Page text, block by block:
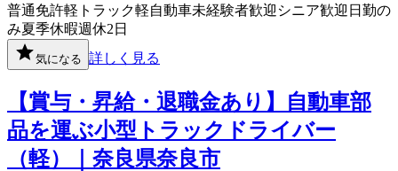
普通免許軽トラック軽自動車未経験者歓迎 シニア歓迎 日勤の
み夏季休暇週休2日
気になる 詳しく見る
【賞与・昇給・退職金あり】自動車部
品を運ぶ小型トラックドライバー
（軽）｜奈良県奈良市